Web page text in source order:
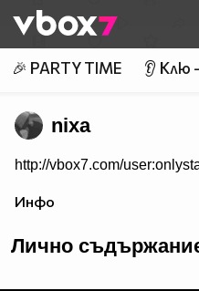
👾
🎉 PARTY TIME 👂 Клю
nixa
http://vbox7.com/
Инфо
Лично